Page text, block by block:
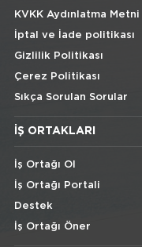
KVKK Aydınlatma Metni
İptal ve İade politikası
Gizlilik Politikası
Çerez Politikası
Sıkça Sorulan Sorular
İŞ ORTAKLARI
İş Ortağı Ol
İş Ortağı Portali
Destek
İş Ortağı Öner